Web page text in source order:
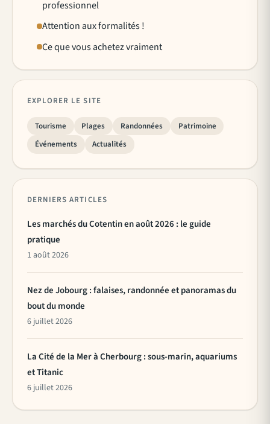
professionnel
Attention aux formalités !
Ce que vous achetez vraiment
EXPLORER LE SITE
Tourisme Plages Randonnées
Patrimoine
Événements
Actualités
DERNIERS ARTICLES
Les marchés du Cotentin en août 2026 : le guide
pratique
1 août 2026
Nez de Jobourg : falaises, randonnée et panoramas du
bout du monde
6 juillet 2026
La Cité de la Mer à Cherbourg : sous-marin, aquariums
et Titanic
6 juillet 2026